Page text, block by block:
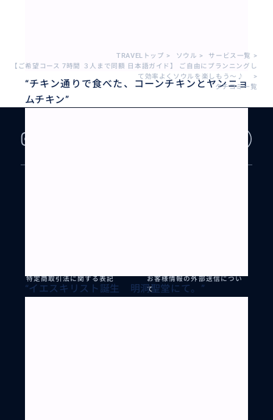
“チキン通りで食べた、コーンチキンとヤンニョ
ムチキン”
“イエスキリスト誕生 明洞聖堂にて。 ”
TRAVELトップ > ソウル > サービス一覧 >
【ご希望コース 7時間 ３人まで同額 日本語ガイド】 ご自由にプランニングし
て効率よくソウルを楽しもう～♪
>
クチコミ一覧
特定商取引法に関する表記
お客様情報の外部送信につい
て